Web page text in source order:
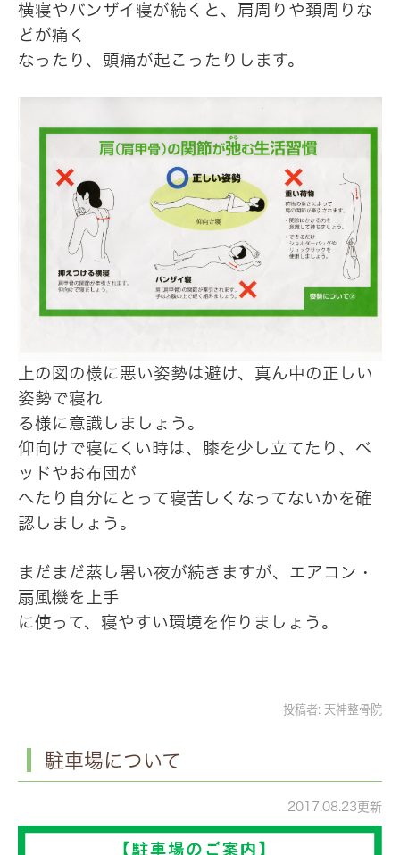
横寝やバンザイ寝が続くと、肩周りや頚周りな
どが痛く
なったり、頭痛が起こったりします。
上の図の様に悪い姿勢は避け、真ん中の正しい
姿勢で寝れ
る様に意識しましょう。
仰向けで寝にくい時は、膝を少し立てたり、ベ
ッドやお布団が
へたり自分にとって寝苦しくなってないかを確
認しましょう。
まだまだ蒸し暑い夜が続きますが、エアコン・
扇風機を上手
に使って、寝やすい環境を作りましょう。
投稿者: 天神整骨院
駐車場について
2017.08.23更新